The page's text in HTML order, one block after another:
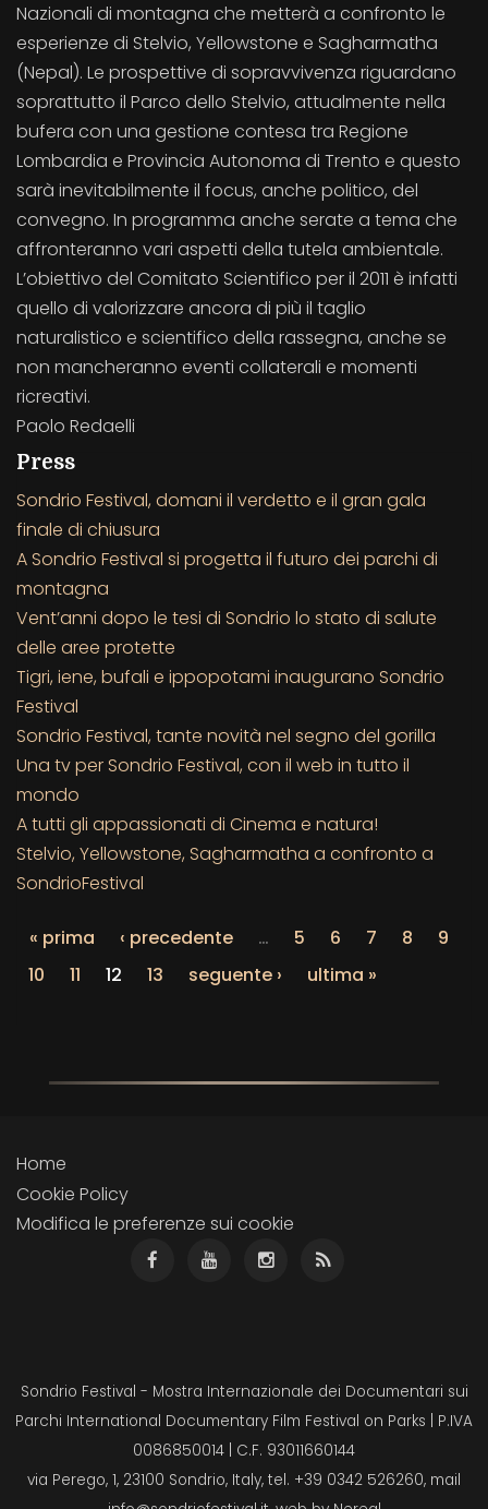
Nazionali di montagna che metterà a confronto le
esperienze di Stelvio, Yellowstone e Sagharmatha
(Nepal). Le prospettive di sopravvivenza riguardano
soprattutto il Parco dello Stelvio, attualmente nella
bufera con una gestione contesa tra Regione
Lombardia e Provincia Autonoma di Trento e questo
sarà inevitabilmente il focus, anche politico, del
convegno. In programma anche serate a tema che
affronteranno vari aspetti della tutela ambientale.
L’obiettivo del Comitato Scientifico per il 2011 è infatti
quello di valorizzare ancora di più il taglio
naturalistico e scientifico della rassegna, anche se
non mancheranno eventi collaterali e momenti
ricreativi.
Paolo Redaelli
Press
Sondrio Festival, domani il verdetto e il gran gala
finale di chiusura
A Sondrio Festival si progetta il futuro dei parchi di
montagna
Vent’anni dopo le tesi di Sondrio lo stato di salute
delle aree protette
Tigri, iene, bufali e ippopotami inaugurano Sondrio
Festival
Sondrio Festival, tante novità nel segno del gorilla
Una tv per Sondrio Festival, con il web in tutto il
mondo
A tutti gli appassionati di Cinema e natura!
Stelvio, Yellowstone, Sagharmatha a confronto a
SondrioFestival
« prima ‹ precedente … 5 6 7 8
9
10
11 12 13 seguente › ultima »
Home
Cookie Policy
Modifica le preferenze sui cookie
Sondrio Festival - Mostra Internazionale dei Documentari sui
Parchi International Documentary Film Festival on Parks | P.IVA
0086850014 | C.F. 93011660144
via Perego, 1, 23100 Sondrio, Italy, tel. +39 0342 526260, mail